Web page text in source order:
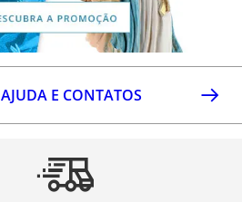
AJUDA E CONTATOS